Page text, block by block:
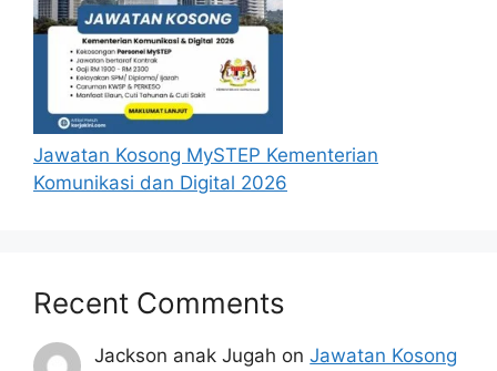
Jawatan Kosong MySTEP Kementerian
Komunikasi dan Digital 2026
Recent Comments
Jackson anak Jugah onJawatan Kosong